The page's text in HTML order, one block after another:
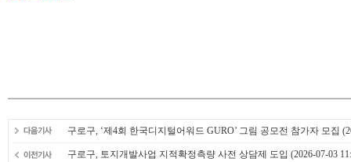
구로구, ‘제4회 한국디지털어워드 GURO’ 그림 공모전 참가자 모집
구로구, 토지개발사업 지적확정측량 사전 상담제 도입 (2026-07-03